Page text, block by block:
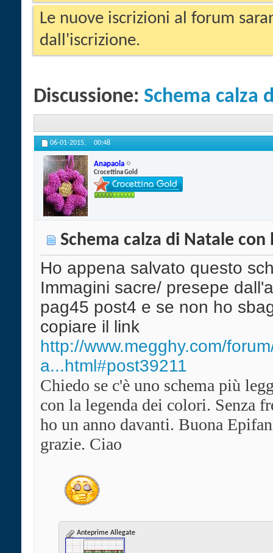
Le nuove iscrizioni al forum
dall'iscrizione.
Discussione: Schema calza
06-01-2015, 00:48
Anapaola
Crocettina Gold
Schema calza di Natale con
Ho appena salvato questo
Immagini sacre/ presepe
pag45 post4 e se non ho
copiare il link
http://www.megghy.com/
a...html#post39211
Chiedo se c'è uno schema più
con la legenda dei colori. Senza
ho un anno davanti. Buona
grazie. Ciao
Anteprime Allegate